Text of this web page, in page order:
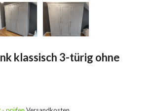
klassisch 3-türig ohne